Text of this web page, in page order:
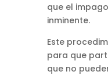
que el
inminente.
Este
para que
que no